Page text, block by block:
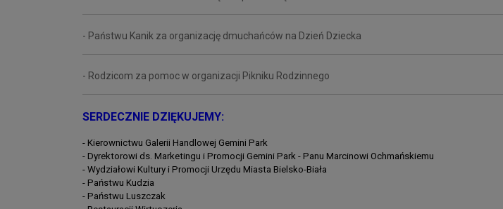
- Państwu Kanik za organizację dmuchańców na Dzień Dziecka
- Rodzicom za pomoc w organizacji Pikniku Rodzinnego
SERDECZNIE DZIĘKUJEMY:
- Kierownictwu Galerii Handlowej Gemini Park
- Dyrektorowi ds. Marketingu i Promocji Gemini Park - Panu Marcinowi Ochmańskiemu
- Wydziałowi Kultury i Promocji Urzędu Miasta Bielsko-Biała
- Państwu Kudzia
- Państwu Luszczak